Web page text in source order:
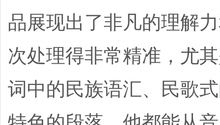
品展现出了非凡的理解
次处理得非常精准，尤
词中的民族语汇、民歌